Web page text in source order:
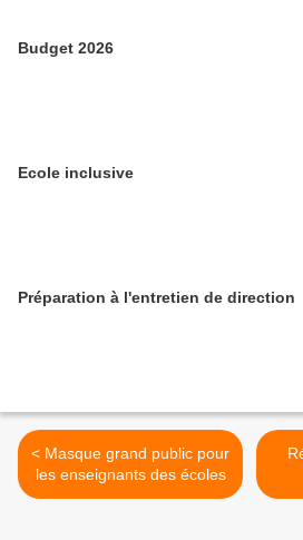
Budget 2026
Ecole inclusive
Préparation à l'entretien de direction
< Masque grand public pour
les enseignants des écoles